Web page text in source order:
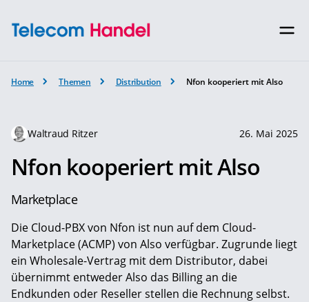
Home Themen Distribution Nfon kooperiert mit Also
Waltraud Ritzer 26. Mai 2025
Nfon kooperiert mit Also
Marketplace
Die Cloud-PBX von Nfon ist nun auf dem Cloud-
Marketplace (ACMP) von Also verfügbar. Zugrunde liegt
ein Wholesale-Vertrag mit dem Distributor, dabei
übernimmt entweder Also das Billing an die
Endkunden oder Reseller stellen die Rechnung selbst.